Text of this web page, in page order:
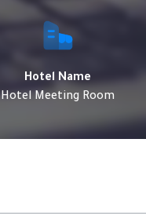
Hotel Name
Hotel Meeting Room